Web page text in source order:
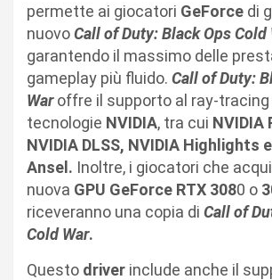
permette ai giocatori GeForce di
nuovoCall of Duty: Black Ops Cold
garantendo il massimo delle
gameplay più fluido. Call of Duty:
War offre il supporto al ray-tracing
tecnologie NVIDIA, tra cui NVIDIA
NVIDIA DLSS, NVIDIA Highlights
Ansel. Inoltre, i giocatori che
nuova GPU GeForce RTX 3080 o
riceveranno una copia di Call of
Cold War.
Questo driver include anche il